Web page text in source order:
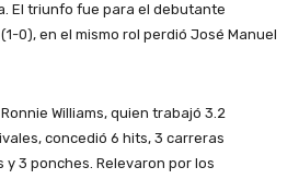
El triunfo fue para el debutante
0), en el mismo rol perdió José Manuel
Williams, quien trabajó 3.2
concedió 6 hits, 3 carreras
y 3 ponches. Relevaron por los